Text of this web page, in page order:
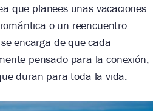
que planees unas vacaciones
o un reencuentro
encarga de que cada
pensado para la conexión,
duran para toda la vida.